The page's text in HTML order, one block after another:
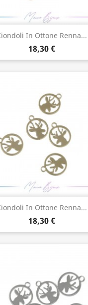
In Ottone Renna...
18,30 €
In Ottone Renna...
18,30 €